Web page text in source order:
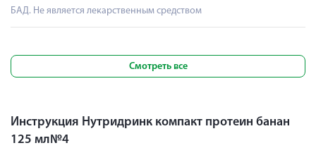
БАД. Не является лекарственным средством
Смотреть все
Инструкция Нутридринк компакт протеин банан
125 мл№4